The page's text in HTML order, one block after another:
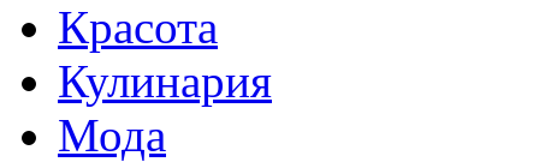
Красота
Кулинария
Мода